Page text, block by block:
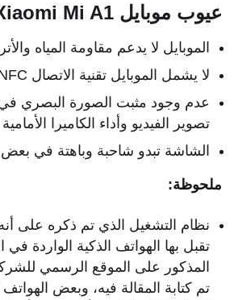
عيوب موبايل Xiaomi Mi A1
الموبايل لا يدعم مقاومة المياه
لا يشمل الموبايل تقنية الاتصال NFC
عدم وجود مثبت الصورة البصري
تصوير الفيديو وأداء الكاميرا الأمامية
الشاشة تبدو شاحبة وباهتة في
ملحوظة:
نظام التشغيل الذي تم ذكره على
تقبل بها الهواتف الذكية الواردة في
المذكور على الموقع الرسمي
تم كتابة المقالة فيه، وبعض